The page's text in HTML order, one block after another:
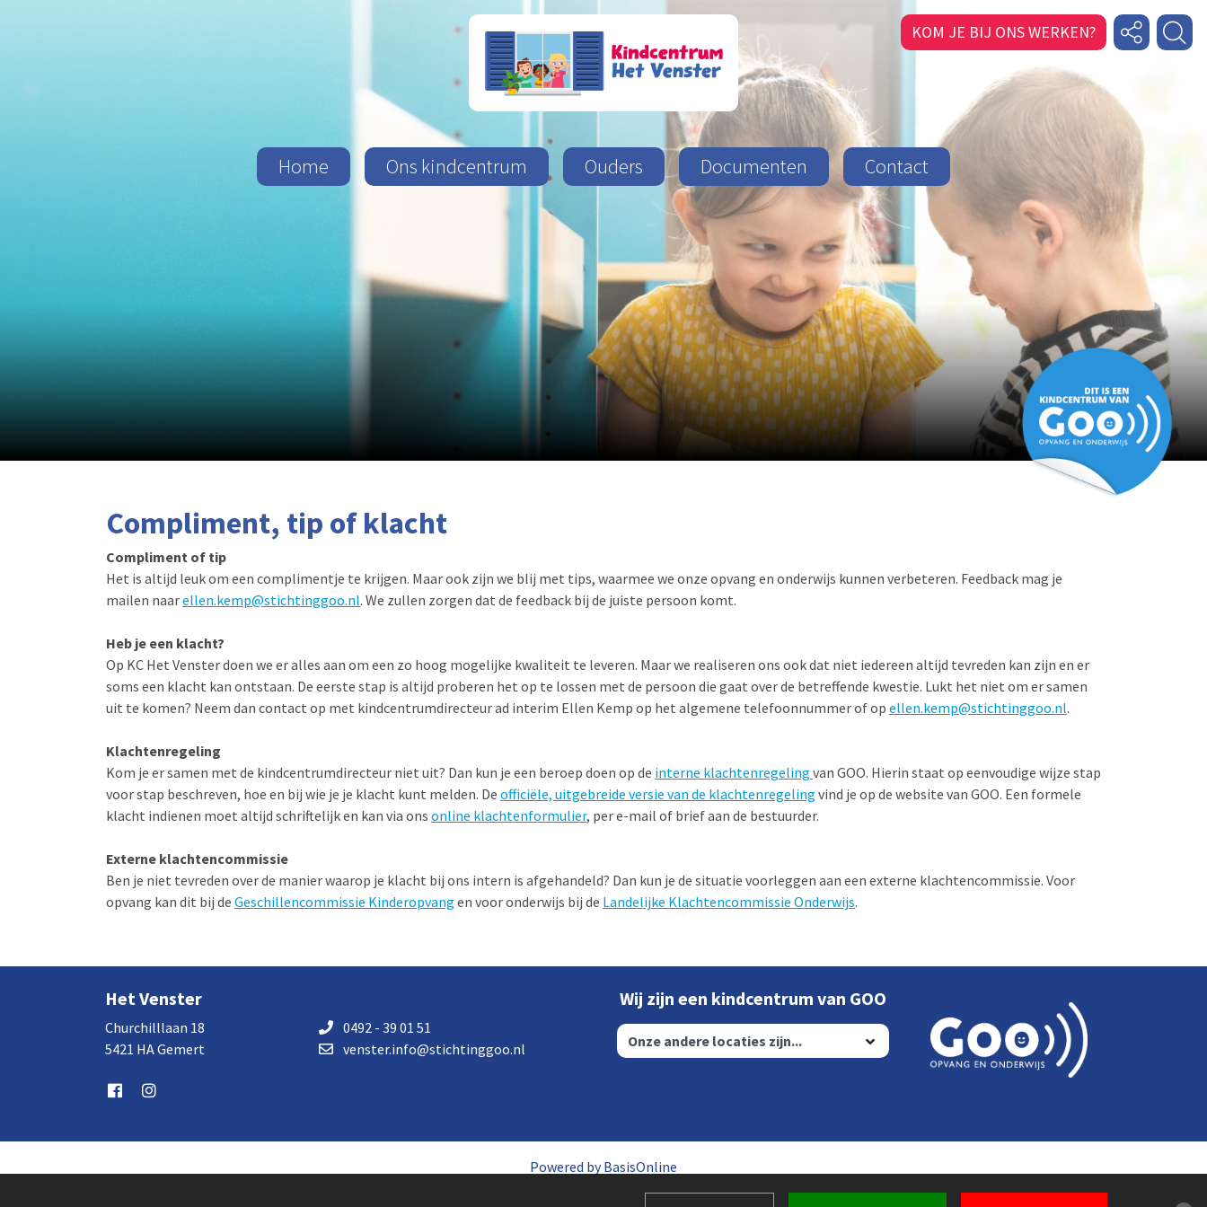
KOM JE BIJ ONS WERKEN?
Home Ons kindcentrum Ouders Documenten Contact
Compliment, tip of klacht
Compliment of tip
Het is altijd leuk om een complimentje te krijgen. Maar ook zijn we blij met tips, waarmee we onze opvang en onderwijs kunnen verbeteren. Feedback mag je
mailen naarellen.kemp@stichtinggoo.nl. We zullen zorgen dat de feedback bij de juiste persoon komt.
Heb je een klacht?
Op KC Het Venster doen we er alles aan om een zo hoog mogelijke kwaliteit te leveren. Maar we realiseren ons ook dat niet iedereen altijd tevreden kan zijn en er
soms een klacht kan ontstaan. De eerste stap is altijd proberen het op te lossen met de persoon die gaat over de betreffende kwestie. Lukt het niet om er samen
uit te komen? Neem dan contact op met kindcentrumdirecteur ad interim Ellen Kemp op het algemene telefoonnummer of op ellen.kemp@stichtinggoo.nl.
Klachtenregeling
Kom je er samen met de kindcentrumdirecteur niet uit? Dan kun je een beroep doen op de interne klachtenregeling van GOO. Hierin staat op eenvoudige wijze stap
voor stap beschreven, hoe en bij wie je je klacht kunt melden. De officiële, uitgebreide versie van de klachtenregeling vind je op de website van GOO. Een formele
klacht indienen moet altijd schriftelijk en kan via ons online klachtenformulier, per e-mail of brief aan de bestuurder.
Externe klachtencommissie
Ben je niet tevreden over de manier waarop je klacht bij ons intern is afgehandeld? Dan kun je de situatie voorleggen aan een externe klachtencommissie. Voor
opvang kan dit bij de Geschillencommissie Kinderopvang en voor onderwijs bij de Landelijke Klachtencommissie Onderwijs.
Het Venster
Churchilllaan 18
5421 HA Gemert
0492 - 39 01 51
venster.info@stichtinggoo.nl
Wij zijn een kindcentrum van GOO
Powered by BasisOnline